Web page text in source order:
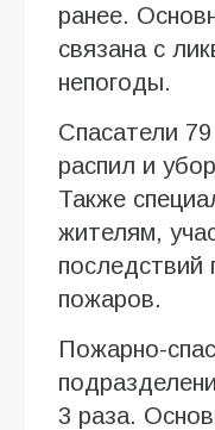
ранее.
связана с
непогоды.
Спасатели
распил и
Также
жителям,
пожаров.
Пожарно-
3 раза.